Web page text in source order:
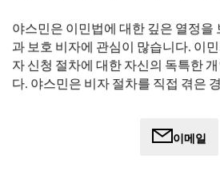
야스민은 이민법에 대한 깊은 열정을
과 보호 비자에 관심이 많습니다. 이
자 신청 절차에 대한 자신의 독특한
다. 야스민은 비자 절차를 직접 겪은
미 있는 변화를 가져올 수 있도록 다
이메일